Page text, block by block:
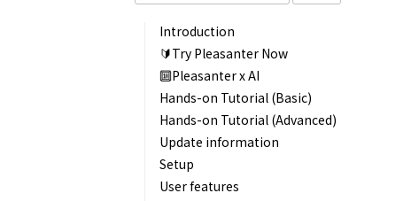
Introduction
🔰Try Pleasanter Now
🔟Pleasanter x AI
Hands-on Tutorial (Basic)
Hands-on Tutorial (Advanced)
Update information
Setup
User features